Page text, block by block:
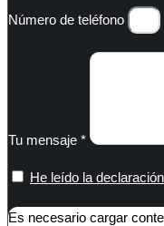
Número de teléfono
Tu mensaje *
He leído la
Es necesario cargar